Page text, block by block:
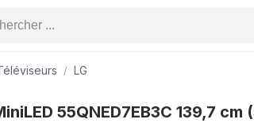
produit
LG
55QNED7EB3C 139,7